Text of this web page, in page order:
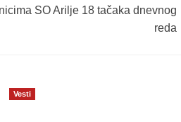
SO Arilje 18 tačaka dnevnog
reda
Vesti